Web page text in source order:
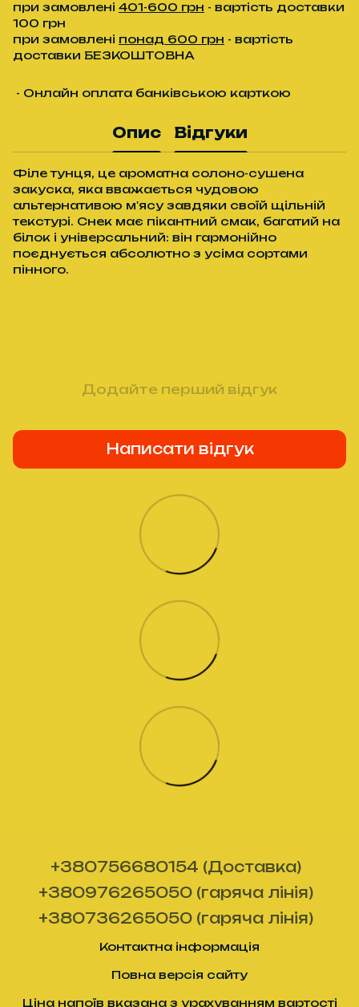
при замовлені 401-600 грн - вартість доставки
100 грн
при замовлені понад 600 грн - вартість
доставки БЕЗКОШТОВНА
- Онлайн оплата банківською карткою
Опис Відгуки
Філе тунця, це ароматна солоно-сушена
закуска, яка вважається чудовою
альтернативою м'ясу завдяки своїй щільній
текстурі. Снек має пікантний смак, багатий на
білок і універсальний: він гармонійно
поєднується абсолютно з усіма сортами
пінного.
Додайте перший відгук
Написати відгук
+380756680154 (Доставка)
+380976265050 (гаряча лінія)
+380736265050 (гаряча лінія)
Контактна інформація
Повна версія сайту
Ціна напоїв вказана з урахуванням вартості